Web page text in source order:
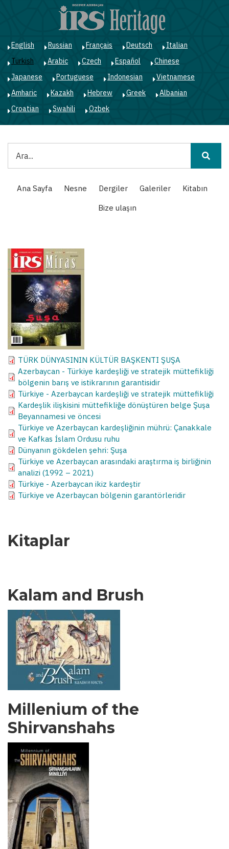
English Russian Français Deutsch
Italian
Turkish
Arabic Czech Español
Chinese
Japanese
Portuguese Indonesian
Vietnamese
Amharic
Kazakh Hebrew Greek
Albanian
Croatian
Swahili Ozbek
Main
navigation
Ana Sayfa Nesne Dergiler Galeriler
Kitabın
Bize ulaşın
TÜRK DÜNYASININ KÜLTÜR BAŞKENTI ŞUŞA
Azerbaycan - Türkiye kardeşliği ve stratejik müttefikliği
bölgenin barış ve istikrarının garantisidir
Türkiye - Azerbaycan kardeşliği ve stratejik müttefikliği
Kardeşlik ilişkisini müttefikliğe dönüştüren belge Şuşa
Beyannamesi ve öncesi
Türkiye ve Azerbaycan kardeşliğinin mührü: Çanakkale
ve Kafkas İslam Ordusu ruhu
Dünyanın gökdelen şehri: Şuşa
Türkiye ve Azerbaycan arasındaki araştırma iş birliğinin
analizi (1992 – 2021)
Türkiye - Azerbaycan ikiz kardeştir
Türkiye ve Azerbaycan bölgenin garantörleridir
Kitaplar
Kalam and Brush
Millenium of the
Shirvanshahs